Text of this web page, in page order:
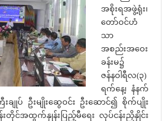
အစိုးရအဖွဲ့ရုံး၊
တော်ဝင်ဟံ
သာ
အစည်းအဝေး
ခန်းမ၌
ဇန်နဝါရီလ(၃)
ရက်နေ့၊ နံနက်
ချုပ် ဦးမျိုးဆွေဝင်း ဦးဆောင်၍ စိုက်ပျိုး
းတိုင်အထွက်နှုန်းပြည့်မီရေး လုပ်ငန်းညှိနှိုင်း